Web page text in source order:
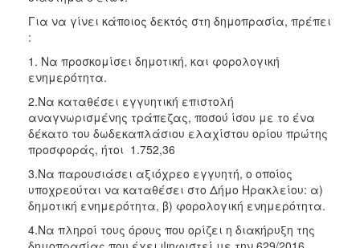
Για να γίνει κάποιος δεκτός στη δημοπρασία, πρέπει
:
1. Να προσκομίσει δημοτική, και φορολογική
ενημερότητα.
2.Να καταθέσει εγγυητική επιστολή
αναγνωρισμένης τράπεζας, ποσού ίσου με το ένα
δέκατο του δωδεκαπλάσιου ελαχίστου ορίου πρώτης
προσφοράς, ήτοι 1.752,36
3.Να παρουσιάσει αξιόχρεο εγγυητή, ο οποίος
υποχρεούται να καταθέσει στο Δήμο Ηρακλείου: α)
δημοτική ενημερότητα, β) φορολογική ενημερότητα.
4.Να πληροί τους όρους που ορίζει η διακήρυξη της